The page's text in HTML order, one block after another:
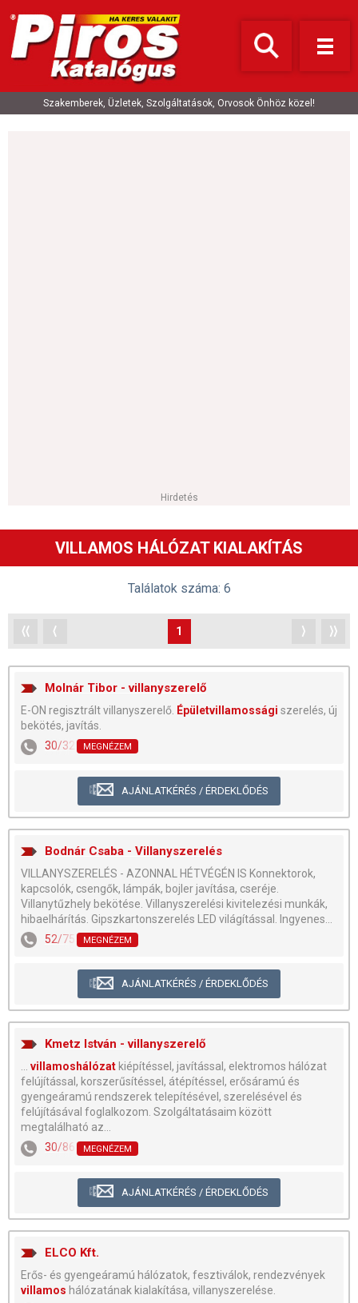
Szakemberek, Üzletek, Szolgáltatások, Orvosok Önhöz közel!
Hirdetés
VILLAMOS HÁLÓZAT KIALAKÍTÁS
Találatok száma: 6
⟨⟨ ⟨ 1 ⟩ ⟩⟩
Molnár Tibor - villanyszerelő
E-ON regisztrált villanyszerelő. Épületvillamossági szerelés, új
bekötés, javítás.
30/329-0726
MEGNÉZEM
AJÁNLATKÉRÉS / ÉRDEKLŐDÉS
Bodnár Csaba - Villanyszerelés
VILLANYSZERELÉS - AZONNAL HÉTVÉGÉN IS Konnektorok,
kapcsolók, csengők, lámpák, bojler javítása, cseréje.
Villanytűzhely bekötése. Villanyszerelési kivitelezési munkák,
hibaelhárítás. Gipszkartonszerelés LED világítással. Ingyenes...
52/755-505,30/573-8264
MEGNÉZEM
AJÁNLATKÉRÉS / ÉRDEKLŐDÉS
Kmetz István - villanyszerelő
... villamoshálózat kiépítéssel, javítással, elektromos hálózat
felújítással, korszerűsítéssel, átépítéssel, erősáramú és
gyengeáramú rendszerek telepítésével, szerelésével és
felújításával foglalkozom. Szolgáltatásaim között
megtalálható az...
30/867-9390
MEGNÉZEM
AJÁNLATKÉRÉS / ÉRDEKLŐDÉS
ELCO Kft.
Erős- és gyengeáramú hálózatok, fesztiválok, rendezvények
villamos hálózatának kialakítása, villanyszerelése.